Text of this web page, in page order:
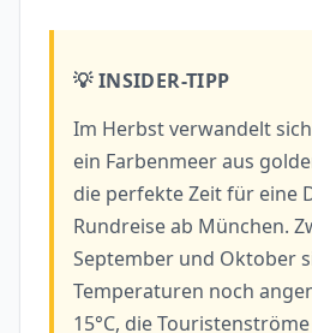
💡 INSIDER-TIPP
Im Herbst verwandelt
ein Farbenmeer aus
die perfekte Zeit für eine
Rundreise ab München.
September und Oktober
Temperaturen noch
15°C, die